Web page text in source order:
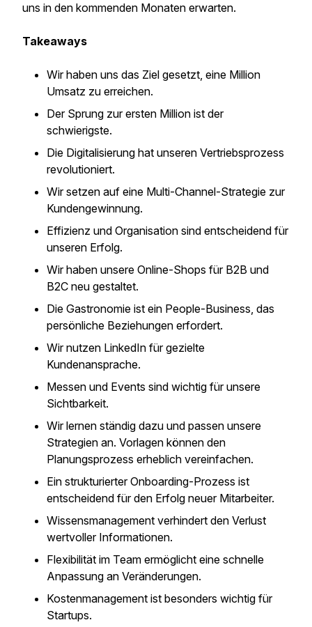
uns in den kommenden Monaten erwarten.
Takeaways
Wir haben uns das Ziel gesetzt, eine Million
Umsatz zu erreichen.
Der Sprung zur ersten Million ist der
schwierigste.
Die Digitalisierung hat unseren Vertriebsprozess
revolutioniert.
Wir setzen auf eine Multi-Channel-Strategie zur
Kundengewinnung.
Effizienz und Organisation sind entscheidend für
unseren Erfolg.
Wir haben unsere Online-Shops für B2B und
B2C neu gestaltet.
Die Gastronomie ist ein People-Business, das
persönliche Beziehungen erfordert.
Wir nutzen LinkedIn für gezielte
Kundenansprache.
Messen und Events sind wichtig für unsere
Sichtbarkeit.
Wir lernen ständig dazu und passen unsere
Strategien an. Vorlagen können den
Planungsprozess erheblich vereinfachen.
Ein strukturierter Onboarding-Prozess ist
entscheidend für den Erfolg neuer Mitarbeiter.
Wissensmanagement verhindert den Verlust
wertvoller Informationen.
Flexibilität im Team ermöglicht eine schnelle
Anpassung an Veränderungen.
Kostenmanagement ist besonders wichtig für
Startups.